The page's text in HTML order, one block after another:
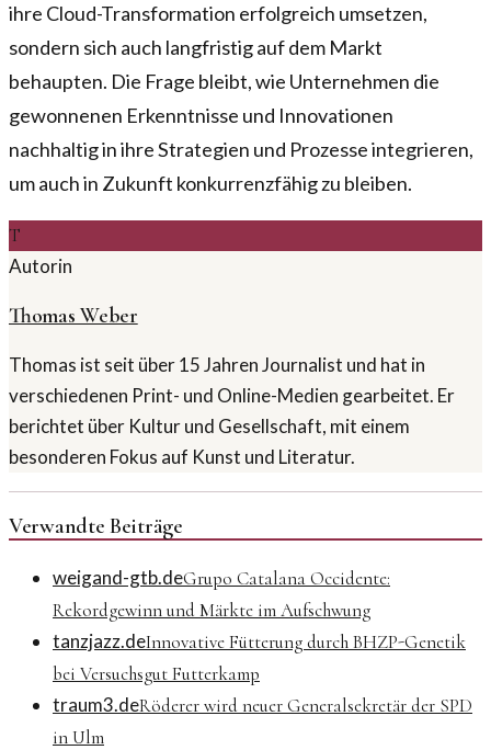
ihre Cloud-Transformation erfolgreich umsetzen,
sondern sich auch langfristig auf dem Markt
behaupten. Die Frage bleibt, wie Unternehmen die
gewonnenen Erkenntnisse und Innovationen
nachhaltig in ihre Strategien und Prozesse integrieren,
um auch in Zukunft konkurrenzfähig zu bleiben.
T
Autorin
Thomas Weber
Thomas ist seit über 15 Jahren Journalist und hat in
verschiedenen Print- und Online-Medien gearbeitet. Er
berichtet über Kultur und Gesellschaft, mit einem
besonderen Fokus auf Kunst und Literatur.
Verwandte Beiträge
weigand-gtb.deGrupo Catalana Occidente:
Rekordgewinn und Märkte im Aufschwung
tanzjazz.deInnovative Fütterung durch BHZP-Genetik
bei Versuchsgut Futterkamp
traum3.deRöderer wird neuer Generalsekretär der SPD
in Ulm